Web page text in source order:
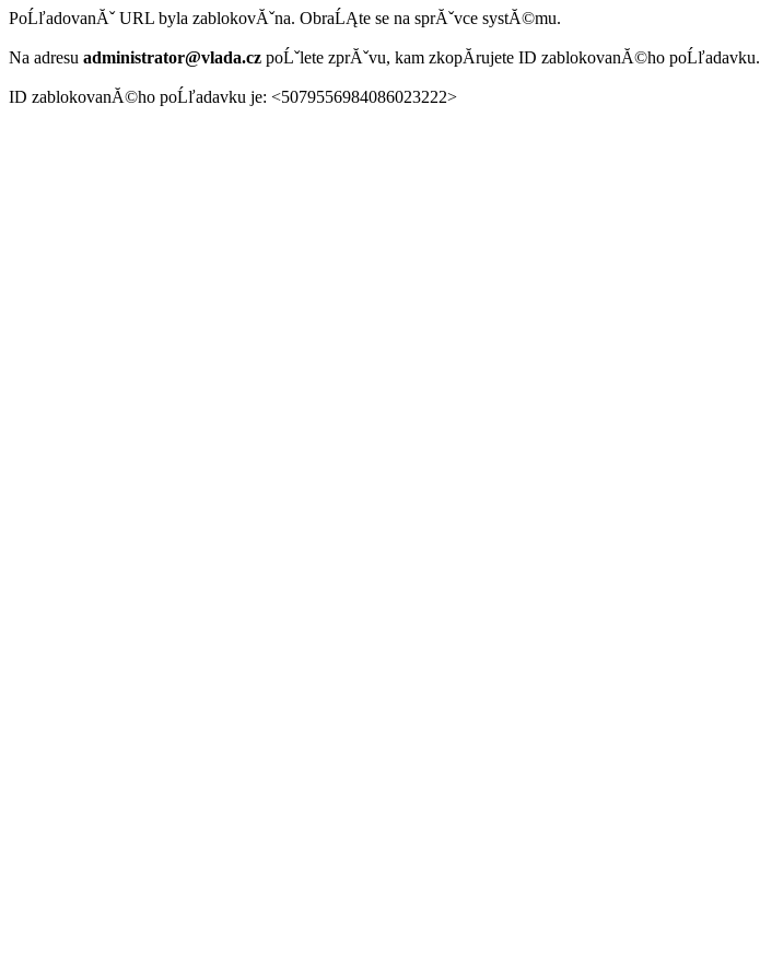
PoĹľadovanĂˇ URL byla zablokovĂˇna. ObraĹĄte se na sprĂˇvce systĂ©mu.
Na adresu administrator@vlada.cz poĹˇlete zprĂˇvu, kam zkopĂ­rujete ID zablokovanĂ©ho poĹľadavku.
ID zablokovanĂ©ho poĹľadavku je: <5079556984086023222>